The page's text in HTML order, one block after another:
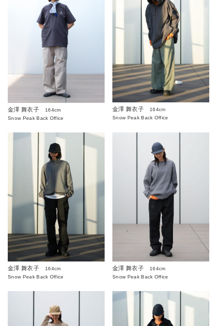
金澤 舞衣子
164cm
Snow Peak Back Office
金澤 舞衣子
164cm
Snow Peak Back Office
金澤 舞衣子
164cm
Snow Peak Back Office
金澤 舞衣子
164cm
Snow Peak Back Office